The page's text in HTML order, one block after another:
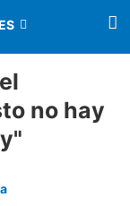
no hay